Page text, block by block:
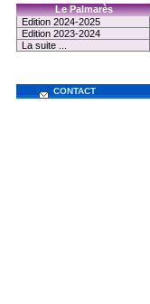
Le Palmarès
Edition 2024-2025
Edition 2023-2024
La suite ...
CONTACT